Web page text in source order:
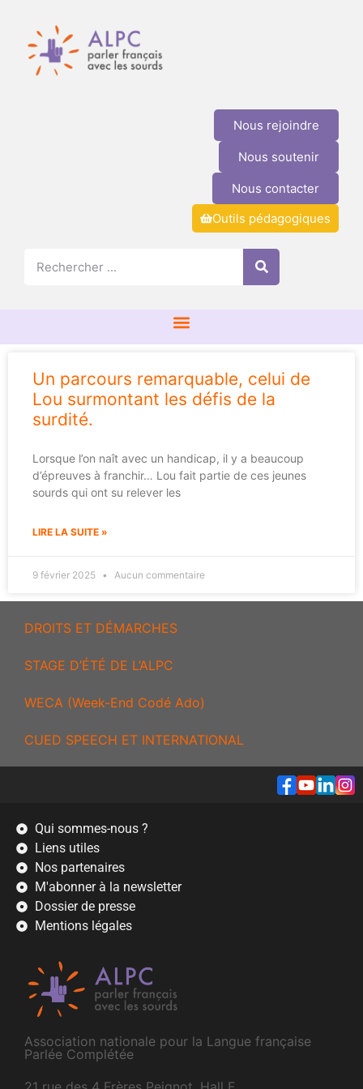
Nous rejoindre
Nous soutenir
Nous contacter
Outils pédagogiques
Un parcours remarquable, celui de
Lou surmontant les défis de la
surdité.
Lorsque l’on naît avec un handicap, il y a beaucoup
d’épreuves à franchir… Lou fait partie de ces jeunes
sourds qui ont su relever les
LIRE LA SUITE »
9 février 2025 Aucun commentaire
DROITS ET DÉMARCHES
STAGE D’ÉTÉ DE L’ALPC
WECA (Week-End Codé Ado)
CUED SPEECH ET INTERNATIONAL
Association nationale pour la Langue française
Parlée Complétée
Qui sommes-nous ?
Liens utiles
Nos partenaires
M'abonner à la newsletter
Dossier de presse
Mentions légales